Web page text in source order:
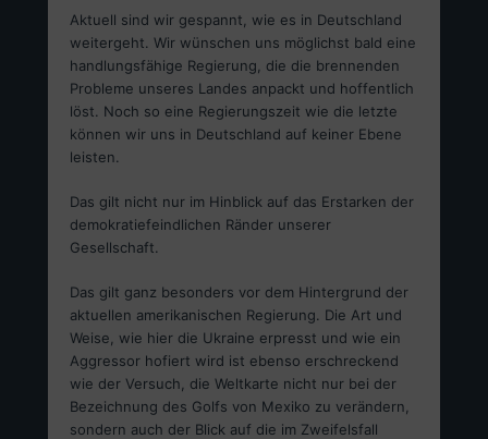
Aktuell sind wir gespannt, wie es in Deutschland
weitergeht. Wir wünschen uns möglichst bald eine
handlungsfähige Regierung, die die brennenden
Probleme unseres Landes anpackt und hoffentlich
löst. Noch so eine Regierungszeit wie die letzte
können wir uns in Deutschland auf keiner Ebene
leisten.
Das gilt nicht nur im Hinblick auf das Erstarken der
demokratiefeindlichen Ränder unserer
Gesellschaft.
Das gilt ganz besonders vor dem Hintergrund der
aktuellen amerikanischen Regierung. Die Art und
Weise, wie hier die Ukraine erpresst und wie ein
Aggressor hofiert wird ist ebenso erschreckend
wie der Versuch, die Weltkarte nicht nur bei der
Bezeichnung des Golfs von Mexiko zu verändern,
sondern auch der Blick auf die im Zweifelsfall